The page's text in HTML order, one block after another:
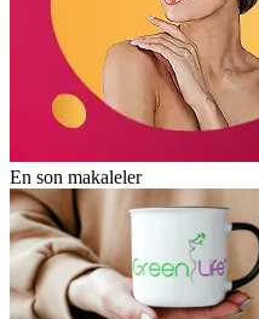
En son makaleler